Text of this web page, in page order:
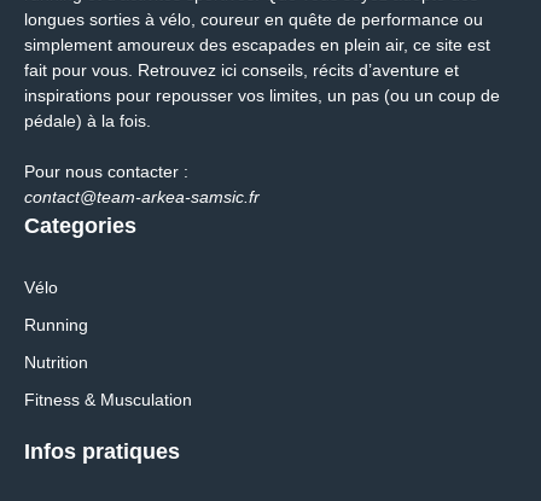
longues sorties à vélo, coureur en quête de performance ou
simplement amoureux des escapades en plein air, ce site est
fait pour vous. Retrouvez ici conseils, récits d’aventure et
inspirations pour repousser vos limites, un pas (ou un coup de
pédale) à la fois.
Pour nous contacter :
contact@team-arkea-samsic.fr
Categories
Vélo
Running
Nutrition
Fitness & Musculation
Infos pratiques